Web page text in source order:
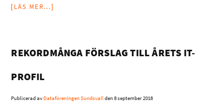
[LÄS MER...]
REKORDMÅNGA FÖRSLAG TILL ÅRETS IT-
PROFIL
Publicerad av Dataföreningen Sundsvallden8 september 2018